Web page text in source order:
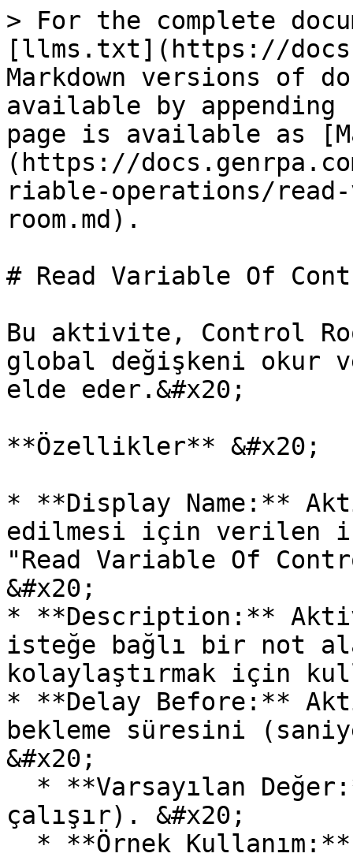
> For the complete
[llms.txt](https://
Markdown versions of
available by
page is available as
(https://
riable-operations/
room.md).
# Read Variable Of
Bu aktivite, Control
global değişkeni okur
elde eder.&#x20;
**Özellikler** &#x20;
* **Display Name:**
edilmesi için verilen
"Read Variable Of
&#x20;
* **Description:**
isteğe bağlı bir not
kolaylaştırmak için
* **Delay Before:**
bekleme süresini
&#x20;
çalışır). &#x20;